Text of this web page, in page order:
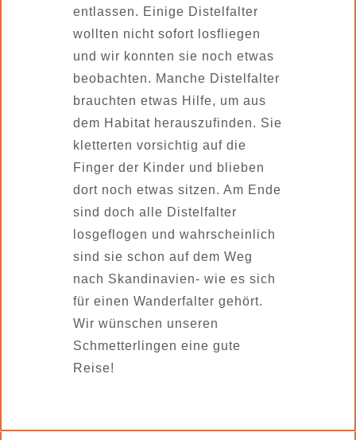
entlassen. Einige Distelfalter
wollten nicht sofort losfliegen
und wir konnten sie noch etwas
beobachten. Manche Distelfalter
brauchten etwas Hilfe, um aus
dem Habitat herauszufinden. Sie
kletterten vorsichtig auf die
Finger der Kinder und blieben
dort noch etwas sitzen. Am Ende
sind doch alle Distelfalter
losgeflogen und wahrscheinlich
sind sie schon auf dem Weg
nach Skandinavien- wie es sich
für einen Wanderfalter gehört.
Wir wünschen unseren
Schmetterlingen eine gute
Reise!